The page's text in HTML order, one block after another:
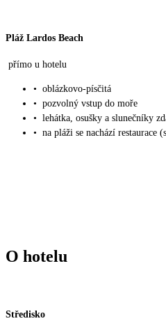
Pláž Lardos Beach
přímo u hotelu
• oblázkovo-písčitá
• pozvolný vstup do moře
• lehátka, osušky a slunečníky
• na pláži se nachází restaurace
O hotelu
Středisko